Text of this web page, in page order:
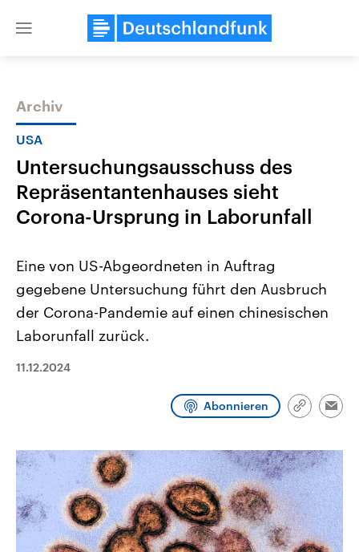
Close
Themen
Aktuelle Beiträge, Analysen und
Hintergründe
Wirtschaftlich und militärisch
gehören die Vereinigten Staaten zu
den mächtigsten Ländern der Erde,
aktuelle Weltgeschehen.
Aktuelle Lage und
Der Überfall der
Terrororganisation Hamas
Programm Podcasts
Archiv
USA
Untersuchungsausschuss des
Repräsentantenhauses sieht
Corona-Ursprung in Laborunfall
Eine von US-Abgeordneten in Auftrag
gegebene Untersuchung führt den Ausbruch
der Corona-Pandemie auf einen chinesischen
Laborunfall zurück.
11.12.2024
Abonnieren
Link